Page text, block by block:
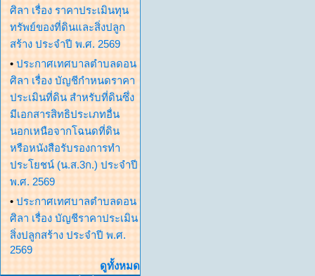
ศิลา เรื่อง ราคาประเมินทุน
ทรัพย์ของที่ดินและสิ่งปลูก
สร้าง ประจำปี พ.ศ. 2569
• ประกาศเทศบาลตำบลดอน
ศิลา เรื่อง บัญชีกำหนดราคา
ประเมินที่ดิน สำหรับที่ดินซึ่ง
มีเอกสารสิทธิประเภทอื่น
นอกเหนือจากโฉนดที่ดิน
หรือหนังสือรับรองการทำ
ประโยชน์ (น.ส.3ก.) ประจำปี
พ.ศ. 2569
• ประกาศเทศบาลตำบลดอน
ศิลา เรื่อง บัญชีราคาประเมิน
สิ่งปลูกสร้าง ประจำปี พ.ศ.
2569
ดูทั้งหมด